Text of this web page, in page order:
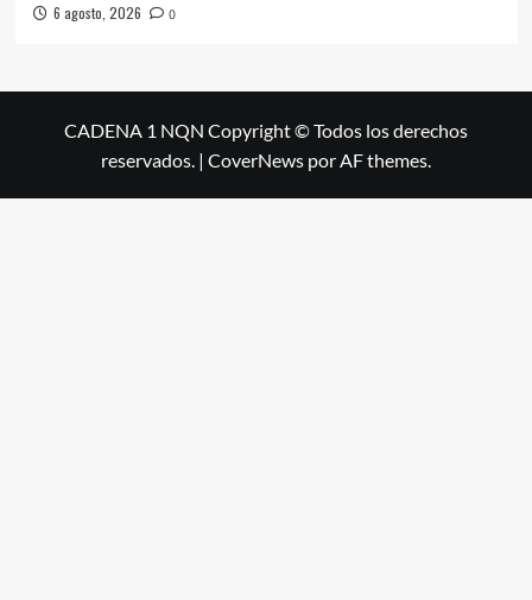
6 agosto, 2026 0
CADENA 1 NQN Copyright © Todos los derechos
reservados. | CoverNews por AF themes.